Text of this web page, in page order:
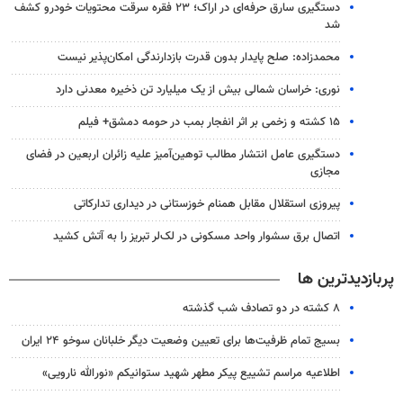
دستگیری سارق حرفه‌ای در اراک؛ ۲۳ فقره سرقت محتویات خودرو کشف
شد
محمدزاده: صلح پایدار بدون قدرت بازدارندگی امکان‌پذیر نیست
نوری: خراسان شمالی بیش از یک میلیارد تن ذخیره معدنی دارد
۱۵ کشته و زخمی بر اثر انفجار بمب در حومه دمشق+ فیلم
دستگیری عامل انتشار مطالب توهین‌آمیز علیه زائران اربعین در فضای
مجازی
پیروزی استقلال مقابل همنام خوزستانی در دیداری تدارکاتی
اتصال برق سشوار واحد مسکونی در لک‌لر تبریز را به آتش کشید
پربازدیدترین ها
۸ کشته در دو تصادف شب گذشته
بسیج تمام ظرفیت‌ها برای تعیین وضعیت دیگر خلبانان سوخو ۲۴ ایران
اطلاعیه مراسم تشییع پیکر مطهر شهید ستوانیکم «نورالله نارویی»